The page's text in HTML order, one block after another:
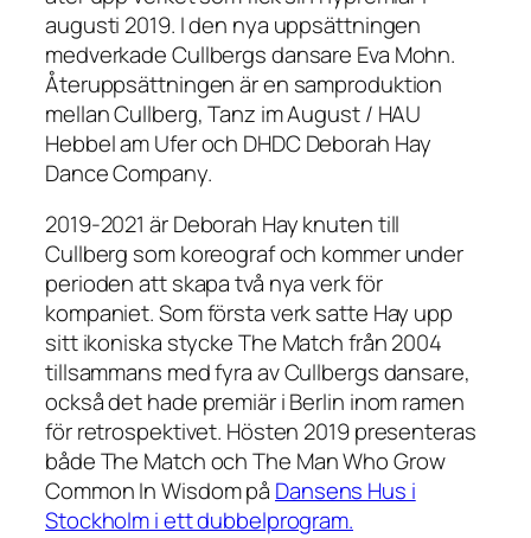
augusti 2019. I den nya uppsättningen
medverkade Cullbergs dansare Eva Mohn.
Återuppsättningen är en samproduktion
mellan Cullberg, Tanz im August / HAU
Hebbel am Ufer och DHDC Deborah Hay
Dance Company.
2019-2021 är Deborah Hay knuten till
Cullberg som koreograf och kommer under
perioden att skapa två nya verk för
kompaniet. Som första verk satte Hay upp
sitt ikoniska styckeThe Matchfrån 2004
tillsammans med fyra av Cullbergs dansare,
också det hade premiär i Berlin inom ramen
för retrospektivet. Hösten 2019 presenteras
bådeThe MatchochThe Man Who Grow
Common In Wisdompå Dansens Hus i
Stockholm i ett dubbelprogram.